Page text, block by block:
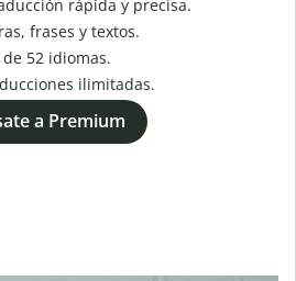
rápida y precisa.
frases y textos.
de 52 idiomas.
ilimitadas.
a Premium